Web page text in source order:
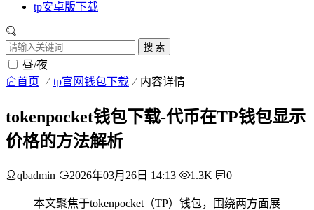
tp安卓版下载
搜 索
昼/夜
首页 tp官网钱包下载 内容详情
tokenpocket钱包下载-代币在TP钱包显示
价格的方法解析
qbadmin 2026年03月26日 14:13 1.3K 0
本文聚焦于tokenpocket（TP）钱包，围绕两方面展